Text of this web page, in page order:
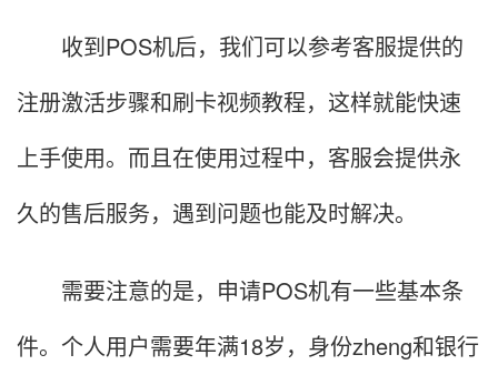
收到POS机后，我们可以参考客服提供的
注册激活步骤和刷卡视频教程，这样就能快速
上手使用。而且在使用过程中，客服会提供永
久的售后服务，遇到问题也能及时解决。
需要注意的是，申请POS机有一些基本条
件。个人用户需要年满18岁，身份zheng和银行